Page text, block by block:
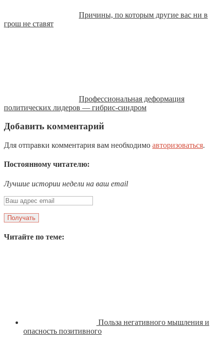
Причины, по которым другие вас ни в
грош не ставят
Профессиональная деформация
политических лидеров — гибрис-синдром
Добавить комментарий
Для отправки комментария вам необходимо авторизоваться.
Постоянному читателю:
Лучшие истории недели на ваш email
Читайте по теме:
Польза негативного мышления и
опасность позитивного